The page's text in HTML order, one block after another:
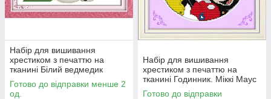
Набір для вишивання
хрестиком з печаттю на
тканині Білий ведмедик
D109/2 11ст
Готово до відправки менше 2
од.
Набір для вишивання
хрестиком з печаттю на
тканині Годинник. Міккі Маус
G001 11ст
Готово до відправки